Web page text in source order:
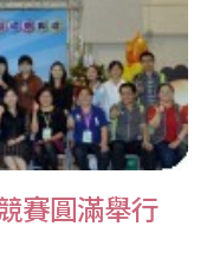
賽圓滿舉行